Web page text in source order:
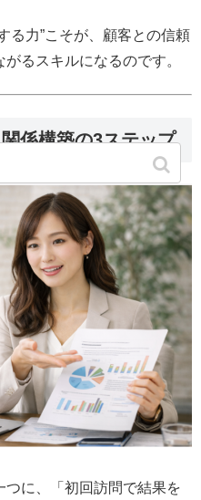
る力”こそが、顧客との信頼
るスキルになるのです。
係構築の3ステップ
に、「初回訪問で結果を